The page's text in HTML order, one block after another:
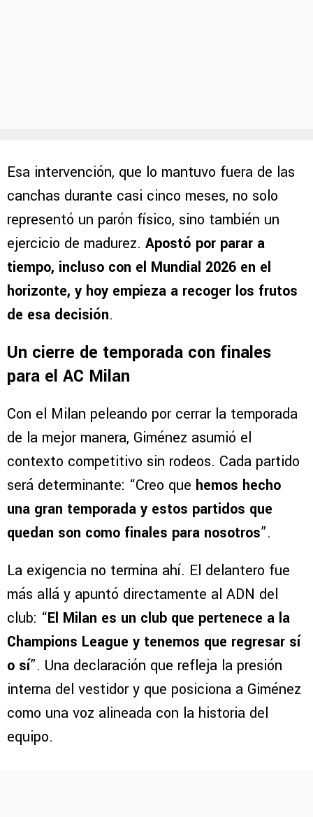
Esa intervención, que lo mantuvo fuera de las
canchas durante casi cinco meses, no solo
representó un parón físico, sino también un
ejercicio de madurez. Apostó por parar a
tiempo, incluso con el Mundial 2026 en el
horizonte, y hoy empieza a recoger los frutos
de esa decisión.
Un cierre de temporada con finales
para el AC Milan
Con el Milan peleando por cerrar la temporada
de la mejor manera, Giménez asumió el
contexto competitivo sin rodeos. Cada partido
será determinante: “Creo que hemos hecho
una gran temporada y estos partidos que
quedan son como finales para nosotros”.
La exigencia no termina ahí. El delantero fue
más allá y apuntó directamente al ADN del
club: “El Milan es un club que pertenece a la
Champions League y tenemos que regresar sí
o sí”. Una declaración que refleja la presión
interna del vestidor y que posiciona a Giménez
como una voz alineada con la historia del
equipo.